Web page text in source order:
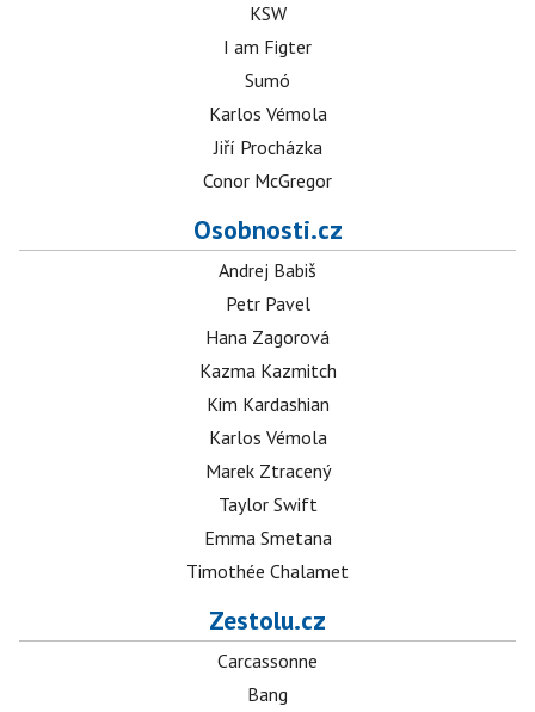
KSW
I am Figter
Sumó
Karlos Vémola
Jiří Procházka
Conor McGregor
Osobnosti.cz
Andrej Babiš
Petr Pavel
Hana Zagorová
Kazma Kazmitch
Kim Kardashian
Karlos Vémola
Marek Ztracený
Taylor Swift
Emma Smetana
Timothée Chalamet
Zestolu.cz
Carcassonne
Bang